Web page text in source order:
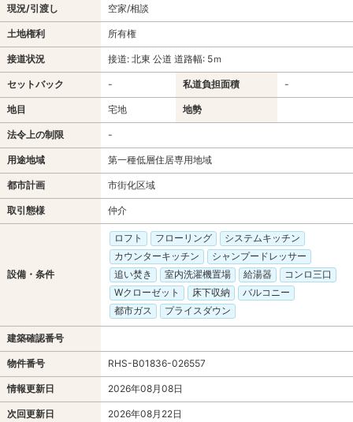
現況/引渡し 空家/相談
土地権利 所有権
接道状況 接道: 北東 公道 道路幅: 5ｍ
セットバック - 私道負担面積 -
地目 宅地 地勢
法令上の制限 -
用途地域 第一種低層住居専用地域
都市計画 市街化区域
取引態様 仲介
設備・条件
ロフト フローリング
システムキッチン
カウンターキッチン
シャンプードレッサー
追い焚き
室内洗濯機置場 給湯器
コンロ三口
Wクローゼット
床下収納
バルコニー
都市ガス
プライスダウン
建築確認番号
物件番号 RHS-B01836-026557
情報更新日 2026年08月08日
次回更新日
2026年08月22日